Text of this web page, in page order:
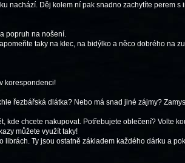
nachází. Děj kolem ní pak snadno zachytíte perem s
popruh na nošení.
taky na klec, na bidýlko a něco dobrého na
korespondenci!
řezbářská dlátka? Nebo má snad jiné zájmy?
chcete nakupovat. Potřebujete oblečení? Volte
můžete využít taky!
Ty jsou ostatně základem každého dárku a